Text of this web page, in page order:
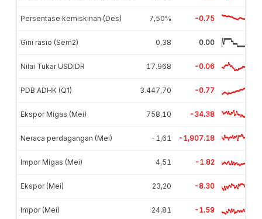
Persentase kemiskinan (Des) 7,50% -0.75
Gini rasio (Sem2) 0,38 0.00
Nilai Tukar USDIDR 17.968 -0.06
PDB ADHK (Q1) 3.447,70 -0.77
Ekspor Migas (Mei) 758,10 -34.38
Neraca perdagangan (Mei) -1,61 -1,907.18
Impor Migas (Mei) 4,51 -1.82
Ekspor (Mei) 23,20 -8.30
Impor (Mei) 24,81 -1.59